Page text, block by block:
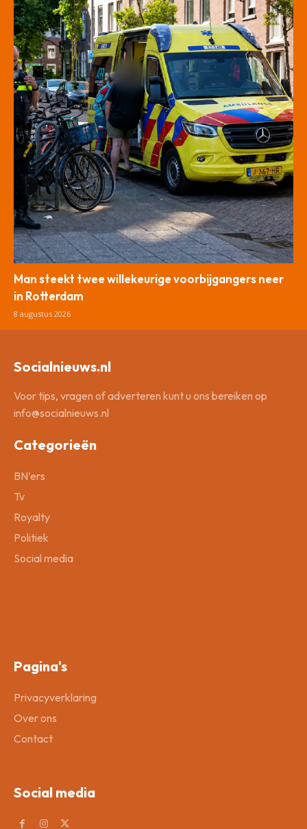
Man steekt twee willekeurige voorbijgangers neer
in Rotterdam
8 augustus 2026
Socialnieuws.nl
Voor tips, vragen of adverteren kunt u ons bereiken op
info@socialnieuws.nl
Categorieën
BN’ers
Tv
Royalty
Politiek
Social media
Pagina's
Privacyverklaring
Over ons
Contact
Social media